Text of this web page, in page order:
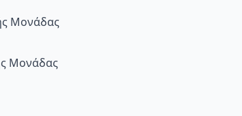
Μονάδας
Μονάδας